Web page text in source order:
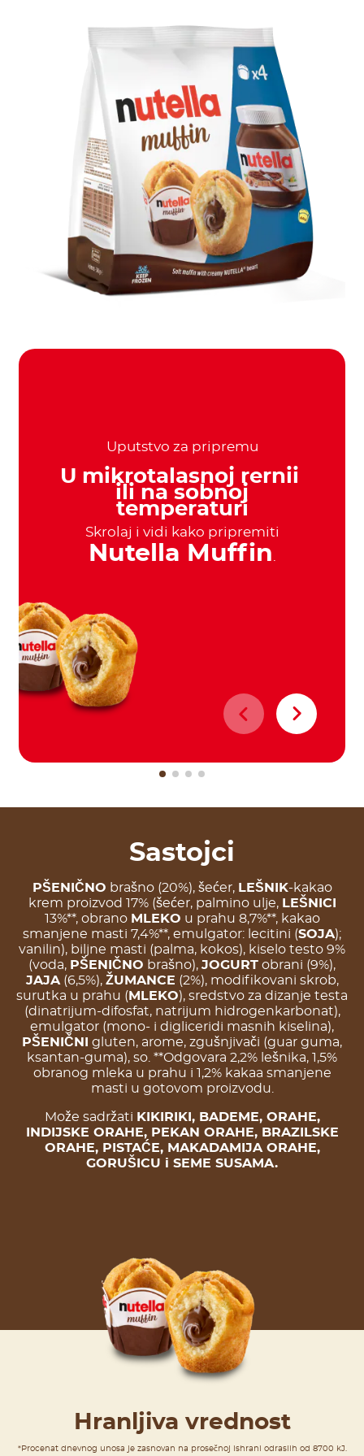
Uputstvo za pripremu
U mikrotalasnoj rernii
ili na sobnoj
temperaturi
Skrolaj i vidi kako pripremiti
Nutella Muffin
Sastojci
PŠENIČNO brašno (20%), šećer, LEŠNIK-kakao
krem proizvod 17% (šećer, palmino ulje, LEŠNICI
13%**, obrano MLEKO u prahu 8,7%**, kakao
smanjene masti 7,4%**, emulgator: lecitini (SOJA);
vanilin), biljne masti (palma, kokos), kiselo testo 9%
(voda, PŠENIČNO brašno), JOGURT obrani (9%),
JAJA(6,5%), ŽUMANCE (2%), modifikovani skrob,
surutka u prahu ( MLEKO), sredstvo za dizanje testa
(dinatrijum-difosfat, natrijum hidrogenkarbonat),
emulgator (mono- i digliceridi masnih kiselina),
PŠENIČNI
gluten, arome, zgušnjivači (guar guma,
ksantan-guma), so. **Odgovara 2,2% lešnika, 1,5%
obranog mleka u prahu i 1,2% kakaa smanjene
masti u gotovom proizvodu.
Može sadržati KIKIRIKI, BADEME, ORAHE,
INDIJSKE ORAHE, PEKAN ORAHE, BRAZILSKE
ORAHE, PISTAĆE, MAKADAMIJA ORAHE,
GORUŠICU i SEME SUSAMA.
Hranljiva vrednost
*Procenat dnevnog unosa je zasnovan na prosečnoj ishrani odraslih od 8700 kJ.